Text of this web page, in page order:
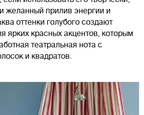
желанный прилив энергии и
оттенки голубого создают
ярких красных акцентов, которым
театральная нота с
и квадратов.